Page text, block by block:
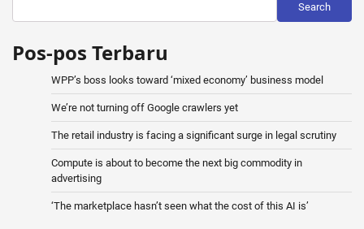
Search
Pos-pos Terbaru
WPP’s boss looks toward ‘mixed economy’ business model
We’re not turning off Google crawlers yet
The retail industry is facing a significant surge in legal scrutiny
Compute is about to become the next big commodity in
advertising
‘The marketplace hasn’t seen what the cost of this AI is’